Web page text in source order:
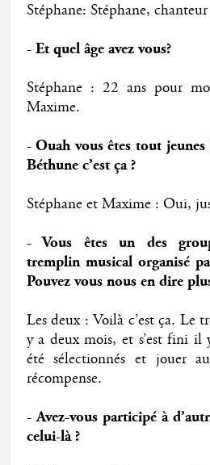
Stéphane: Stéphane,
- Et quel âge avez vous?
Stéphane : 22 ans pour
Maxime.
- Ouah vous êtes tout jeunes
Béthune c’est ça ?
Stéphane et Maxime : Oui,
- Vous êtes un des
tremplin musical organisé
Pouvez vous nous en dire
Les deux : Voilà c’est ça. Le
y a deux mois, et s’est fini
été sélectionnés et jouer
récompense.
- Avez-vous participé à
celui-là ?